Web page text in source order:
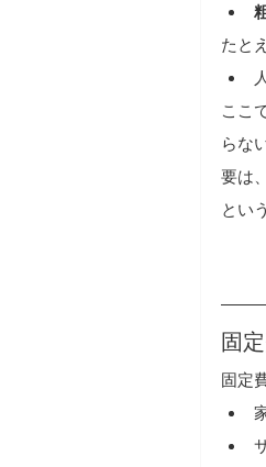
たと
ここ
らな
要は
とい
固
固定